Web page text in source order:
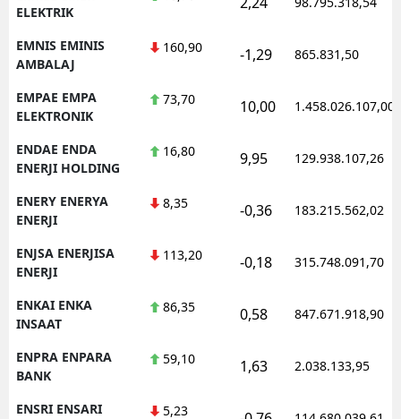
ELEKTRIK
EMNIS EMINIS
AMBALAJ
160,90 -1,29 865.831,50
EMPAE EMPA
ELEKTRONIK
73,70 10,00 1.458.026.107,00
ENDAE ENDA
ENERJI HOLDING
16,80 9,95 129.938.107,26
ENERY ENERYA
ENERJI
8,35 -0,36 183.215.562,02
ENJSA ENERJISA
ENERJI
113,20 -0,18 315.748.091,70
ENKAI ENKA
INSAAT
86,35 0,58 847.671.918,90
ENPRA ENPARA
BANK
59,10 1,63 2.038.133,95
ENSRI ENSARI
5,23